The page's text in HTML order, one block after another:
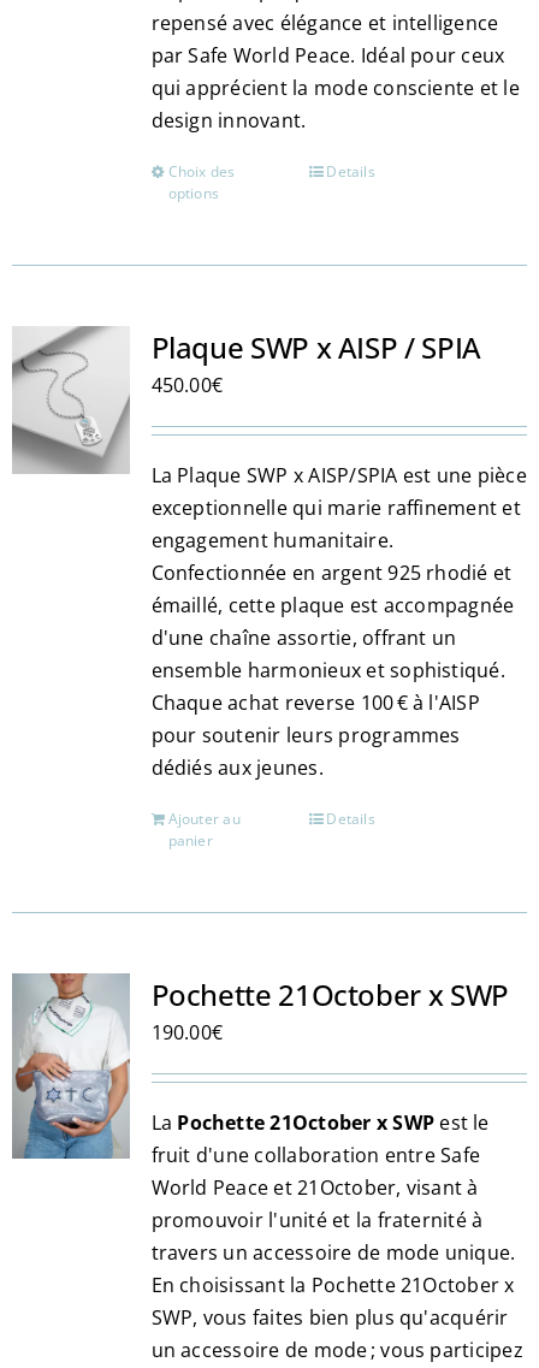
page
du
produit
repensé avec élégance et intelligence
par Safe World Peace. Idéal pour ceux
qui apprécient la mode consciente et le
design innovant.
Choix des
options
Ce
plusieurs
Les
être
choisies
sur
la
page
du
produit
Details
Plaque SWP x AISP / SPIA
450.00€
La Plaque SWP x AISP/SPIA est une pièce
exceptionnelle qui marie raffinement et
engagement humanitaire.
Confectionnée en argent 925 rhodié et
émaillé, cette plaque est accompagnée
d'une chaîne assortie, offrant un
ensemble harmonieux et sophistiqué.
Chaque achat reverse 100 € à l'AISP
pour soutenir leurs programmes
dédiés aux jeunes.
Ajouter au
panier
Details
Pochette 21October x SWP
190.00€
La Pochette 21October x SWP est le
fruit d'une collaboration entre Safe
World Peace et 21October, visant à
promouvoir l'unité et la fraternité à
travers un accessoire de mode unique.
En choisissant la Pochette 21October x
SWP, vous faites bien plus qu'acquérir
un accessoire de mode ; vous participez